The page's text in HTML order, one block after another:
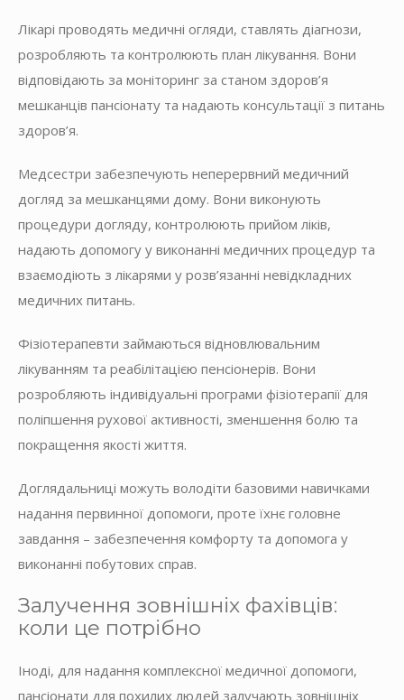
Лікарі проводять медичні огляди, ставлять діагнози,
розробляють та контролюють план лікування. Вони
відповідають за моніторинг за станом здоров’я
мешканців пансіонату та надають консультації з питань
здоров’я.
Медсестри забезпечують неперервний медичний
догляд за мешканцями дому. Вони виконують
процедури догляду, контролюють прийом ліків,
надають допомогу у виконанні медичних процедур та
взаємодіють з лікарями у розв’язанні невідкладних
медичних питань.
Фізіотерапевти займаються відновлювальним
лікуванням та реабілітацією пенсіонерів. Вони
розробляють індивідуальні програми фізіотерапії для
поліпшення рухової активності, зменшення болю та
покращення якості життя.
Доглядальниці можуть володіти базовими навичками
надання первинної допомоги, проте їхнє головне
завдання – забезпечення комфорту та допомога у
виконанні побутових справ.
Залучення зовнішніх фахівців:
коли це потрібно
Іноді, для надання комплексної медичної допомоги,
пансіонати для похилих людей залучають зовнішніх